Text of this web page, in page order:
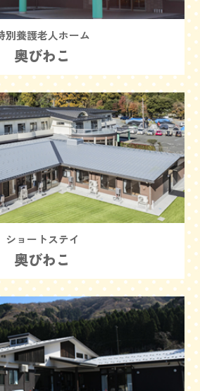
別養護老人ホーム
奥びわこ
ショートステイ
奥びわこ